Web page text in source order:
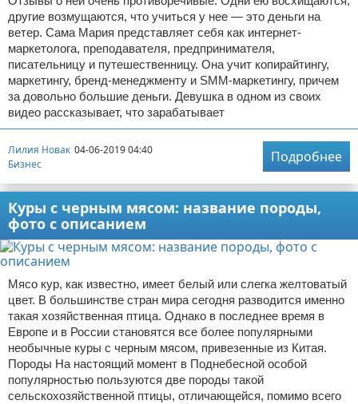
другие возмущаются, что учиться у нее — это деньги на
ветер. Сама Мария представляет себя как интернет-
маркетолога, преподавателя, предпринимателя,
писательницу и путешественницу. Она учит копирайтингу,
маркетингу, бренд-менеджменту и SMM-маркетингу, причем
за довольно большие деньги. Девушка в одном из своих
видео рассказывает, что зарабатывает
Лилия Новак 04-06-2019 04:40
Бизнес
Подробнее
Куры с черным мясом: название породы,
фото с описанием
Мясо кур, как известно, имеет белый или слегка желтоватый
цвет. В большинстве стран мира сегодня разводится именно
такая хозяйственная птица. Однако в последнее время в
Европе и в России становятся все более популярными
необычные куры с черным мясом, привезенные из Китая.
Породы На настоящий момент в Поднебесной особой
популярностью пользуются две породы такой
сельскохозяйственной птицы, отличающейся, помимо всего